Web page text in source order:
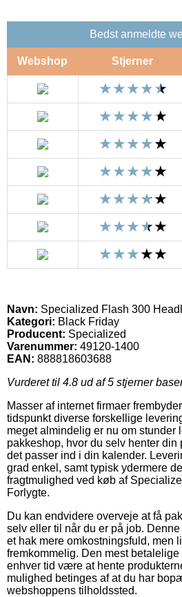
Bedst anmeldte
Webshop Stjerner
Navn: Specialized Flash 300
Kategori: Black Friday
Producent: Specialized
Varenummer: 49120-1400
EAN: 888818603688
Vurderet til 4.8 ud af 5 stjerner
Masser af internet firmaer
tidspunkt diverse forskellige
meget almindelig er nu om stunder
pakkeshop, hvor du selv henter
det passer ind i din kalender.
grad enkel, samt typisk ydermere
fragtmulighed ved køb af
Forlygte.
Du kan endvidere overveje at få
selv eller til når du er på job.
et hak mere omkostningsfuld, men
fremkommelig. Den mest betalelige
enhver tid være at hente
mulighed betinges af at du har
webshoppens tilholdssted.